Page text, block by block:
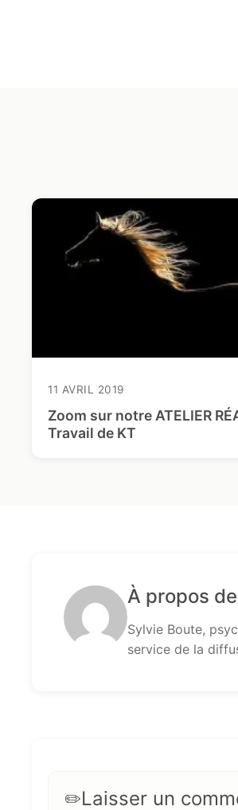
11 AVRIL 2019
Zoom sur notre ATELIER
Travail de KT
À propos
Sylvie Boute,
service de la
Laisser un